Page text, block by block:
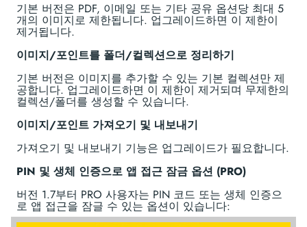
기본 버전은 PDF, 이메일 또는 기타 공유 옵션당 최대 5
개의 이미지로 제한됩니다. 업그레이드하면 이 제한이
제거됩니다.
이미지/포인트를 폴더/컬렉션으로 정리하기
기본 버전은 이미지를 추가할 수 있는 기본 컬렉션만 제
공합니다. 업그레이드하면 이 제한이 제거되며 무제한의
컬렉션/폴더를 생성할 수 있습니다.
이미지/포인트 가져오기 및 내보내기
가져오기 및 내보내기 기능은 업그레이드가 필요합니다.
PIN 및 생체 인증으로 앱 접근 잠금 옵션 (PRO)
버전 1.7부터 PRO 사용자는 PIN 코드 또는 생체 인증으
로 앱 접근을 잠글 수 있는 옵션이 있습니다: